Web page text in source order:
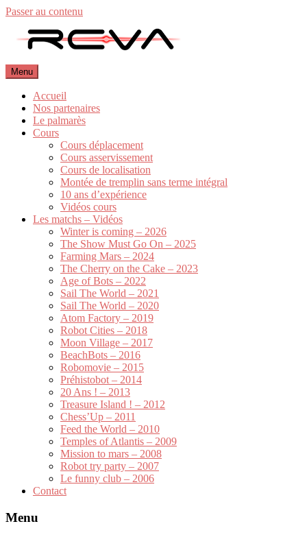
Passer au contenu
Menu
Accueil
Nos partenaires
Le palmarès
Cours
Cours déplacement
Cours asservissement
Cours de localisation
Montée de tremplin sans terme intégral
10 ans d’expérience
Vidéos cours
Les matchs – Vidéos
Winter is coming – 2026
The Show Must Go On – 2025
Farming Mars – 2024
The Cherry on the Cake – 2023
Age of Bots – 2022
Sail The World – 2021
Sail The World – 2020
Atom Factory – 2019
Robot Cities – 2018
Moon Village – 2017
BeachBots – 2016
Robomovie – 2015
Préhistobot – 2014
20 Ans ! – 2013
Treasure Island ! – 2012
Chess’Up – 2011
Feed the World – 2010
Temples of Atlantis – 2009
Mission to mars – 2008
Robot try party – 2007
Le funny club – 2006
Contact
Menu